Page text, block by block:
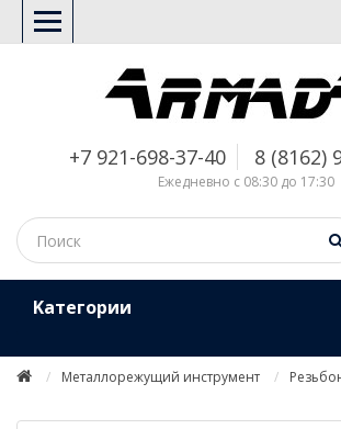
+7 921-698-37-40 8 (8162)
Ежедневно с 08:30 до 17:30
Kатегории
Металлорежущий инструмент